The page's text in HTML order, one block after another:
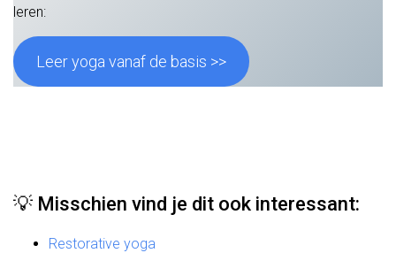
leren:
Leer yoga vanaf de basis >>
💡 Misschien vind je dit ook interessant:
Restorative yoga